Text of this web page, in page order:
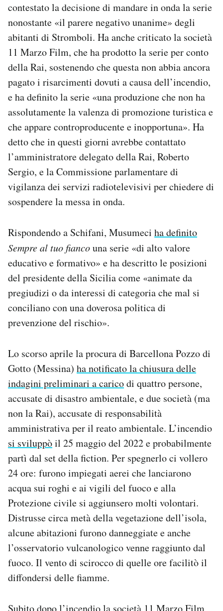
contestato la decisione di mandare in onda la serie
nonostante «il parere negativo unanime» degli
abitanti di Stromboli. Ha anche criticato la società
11 Marzo Film, che ha prodotto la serie per conto
della Rai, sostenendo che questa non abbia ancora
pagato i risarcimenti dovuti a causa dell’incendio,
e ha definito la serie «una produzione che non ha
assolutamente la valenza di promozione turistica e
che appare controproducente e inopportuna». Ha
detto che in questi giorni avrebbe contattato
l’amministratore delegato della Rai, Roberto
Sergio, e la Commissione parlamentare di
vigilanza dei servizi radiotelevisivi per chiedere di
sospendere la messa in onda.
Rispondendo a Schifani, Musumeci ha definito
Sempre al tuo fiancouna serie «di alto valore
educativo e formativo» e ha descritto le posizioni
del presidente della Sicilia come «animate da
pregiudizi o da interessi di categoria che mal si
conciliano con una doverosa politica di
prevenzione del rischio».
Lo scorso aprile la procura di Barcellona Pozzo di
Gotto (Messina) ha notificato la chiusura delle
indagini preliminari a caricodi quattro persone,
accusate di disastro ambientale, e due società (ma
non la Rai), accusate di responsabilità
amministrativa per il reato ambientale. L’incendio
si sviluppòil 25 maggio del 2022 e probabilmente
partì dal set della fiction. Per spegnerlo ci vollero
24 ore: furono impiegati aerei che lanciarono
acqua sui roghi e ai vigili del fuoco e alla
Protezione civile si aggiunsero molti volontari.
Distrusse circa metà della vegetazione dell’isola,
alcune abitazioni furono danneggiate e anche
l’osservatorio vulcanologico venne raggiunto dal
fuoco. Il vento di scirocco di quelle ore facilitò il
diffondersi delle fiamme.